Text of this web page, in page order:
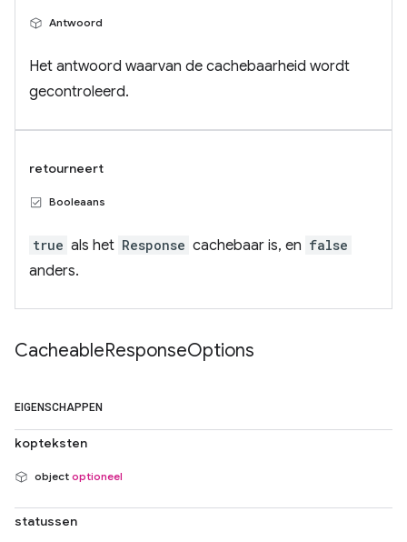
Antwoord
Het antwoord waarvan de cachebaarheid wordt
gecontroleerd.
retourneert
Booleaans
true als het Response cachebaar is, en false
anders.
CacheableResponseOptions
EIGENSCHAPPEN
kopteksten
object optioneel
statussen